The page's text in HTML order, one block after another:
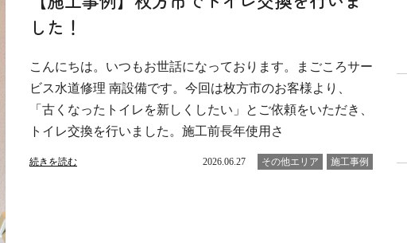
した！
こんにちは。いつもお世話になっております。まごころサー
ビス水道修理 南設備です。今回は枚方市のお客様より、
「古くなったトイレを新しくしたい」とご依頼をいただき、
トイレ交換を行いました。施工前長年使用さ
続きを読む 2026.06.27 その他エリア 施工事例